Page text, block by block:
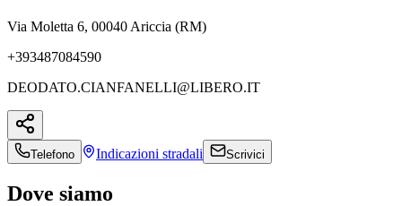
Via Moletta 6, 00040 Ariccia (RM)
+393487084590
DEODATO.CIANFANELLI@LIBERO.IT
Telefono Indicazioni stradali Scrivici
Dove siamo